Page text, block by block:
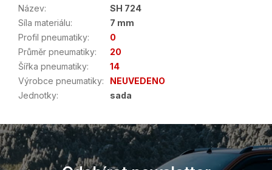
Název:
SH 724
Síla materiálu:
7 mm
Profil pneumatiky:
0
Průměr pneumatiky:
20
Šířka pneumatiky:
14
Výrobce pneumatiky:
NEUVEDENO
Jednotky: sada
Z
á
p